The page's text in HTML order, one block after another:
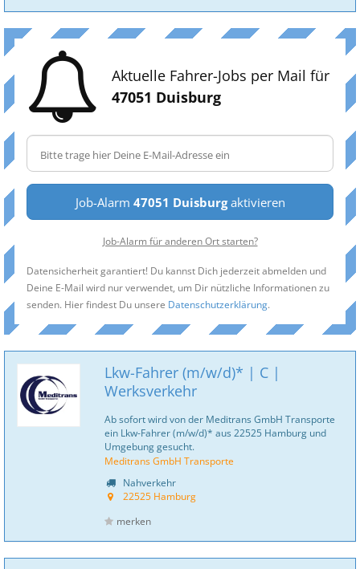
Aktuelle Fahrer-Jobs per Mail für
47051 Duisburg
Job-Alarm 47051 Duisburgaktivieren
Job-Alarm für anderen Ort starten?
Datensicherheit garantiert! Du kannst Dich jederzeit abmelden und
Deine E-Mail wird nur verwendet, um Dir nützliche Informationen zu
senden. Hier findest Du unsere Datenschutzerklärung.
Lkw-Fahrer (m/w/d)* | C |
Werksverkehr
Ab sofort wird von der Meditrans GmbH Transporte
ein Lkw-Fahrer (m/w/d)* aus 22525 Hamburg und
Umgebung gesucht.
Meditrans GmbH Transporte
Nahverkehr
22525 Hamburg
merken